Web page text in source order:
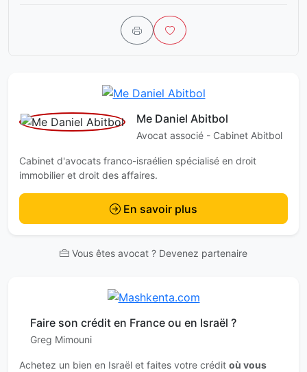
Me Daniel Abitbol
Avocat associé - Cabinet Abitbol
Cabinet d'avocats franco-israélien spécialisé en droit
immobilier et droit des affaires.
En savoir plus
Vous êtes avocat ? Devenez partenaire
Faire son crédit en France ou en Israël ?
Greg Mimouni
Achetez un bien en Israël et faites votre crédit où vous